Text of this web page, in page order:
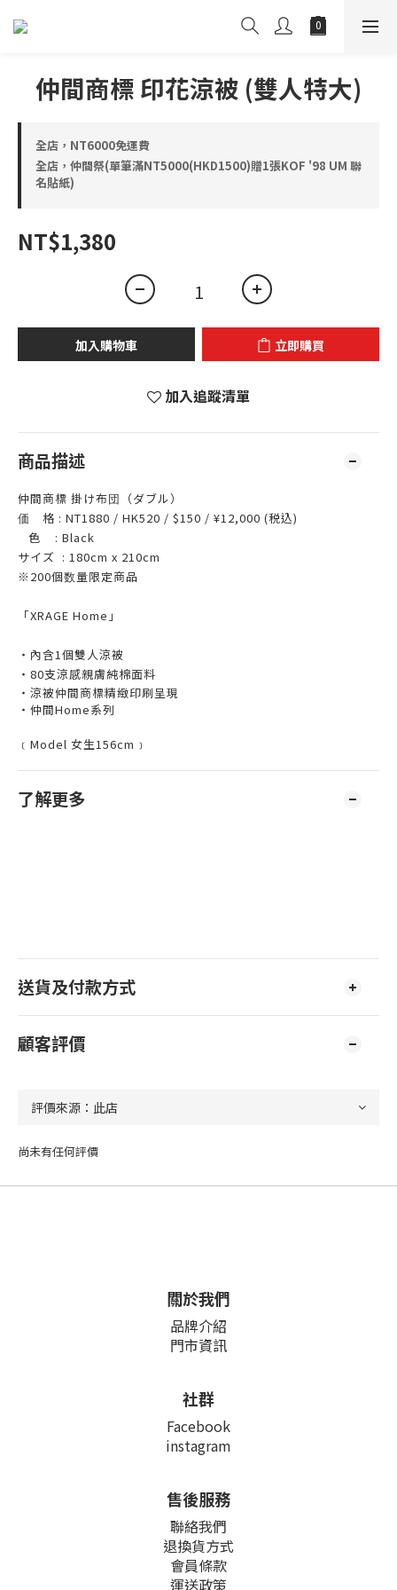
仲間商標 印花涼被 (雙人特大)
全店，NT6000免運費
全店，仲間祭(單筆滿NT5000(HKD1500)贈1張KOF '98 UM 聯
名貼紙)
NT$1,380
加入購物車 立即購買
加入追蹤清單
商品描述
仲間商標 掛け布団（ダブル）
価 格 : NT1880 / HK520 / $150 / ¥12,000 (税込)
色 : Black
サイズ : 180cm x 210cm
※200個数量限定商品
「XRAGE Home」
‧內含1個雙人涼被
‧80支涼感親膚純棉面料
‧涼被仲間商標精緻印刷呈現
‧仲間Home系列
﹝Model 女生156cm﹞
了解更多
送貨及付款方式
顧客評價
尚未有任何評價
關於我們
品牌介紹
門市資訊
社群
Facebook
instagram
售後服務
聯絡我們
退換貨方式
會員條款
運送政策